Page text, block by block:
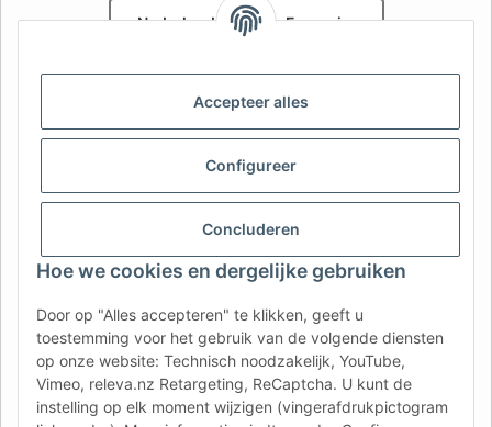
Accepteer alles
Configureer
Concluderen
Hoe we cookies en dergelijke gebruiken
Door op "Alles accepteren" te klikken, geeft u
toestemming voor het gebruik van de volgende diensten
op onze website: Technisch noodzakelijk, YouTube,
Vimeo, releva.nz Retargeting, ReCaptcha. U kunt de
instelling op elk moment wijzigen (vingerafdrukpictogram
Nederlands Français
Uw specialist in onderdelen voor aanhangwagens | Votre
spécialiste en pièces détachées pour remorques
Contact: info@afatek.com
AFATEK INTERNATIONAL – SELECT REGION & LANGUAGE | KIES
CH (DE)
CH (IT) BE (NL) BE (FR)
FR IT ES DK PL
UK NZ USA MX PT